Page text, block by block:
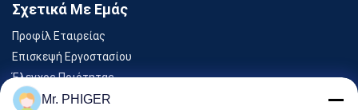
Σχετικά Με Εμάς
Προφίλ Εταιρείας
Επισκεψή Εργοστασίου
Έλεγχος Ποιότητας
SitemapMr. PHIGER